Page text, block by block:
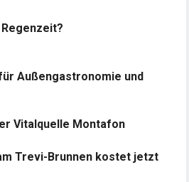
Außengastronomie und
Vitalquelle Montafon
Trevi-Brunnen kostet jetzt